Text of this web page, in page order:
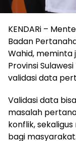
KENDARi –
Badan
Wahid, meminta
Provinsi
validasi data
Validasi data
masalah
konflik,
bagi